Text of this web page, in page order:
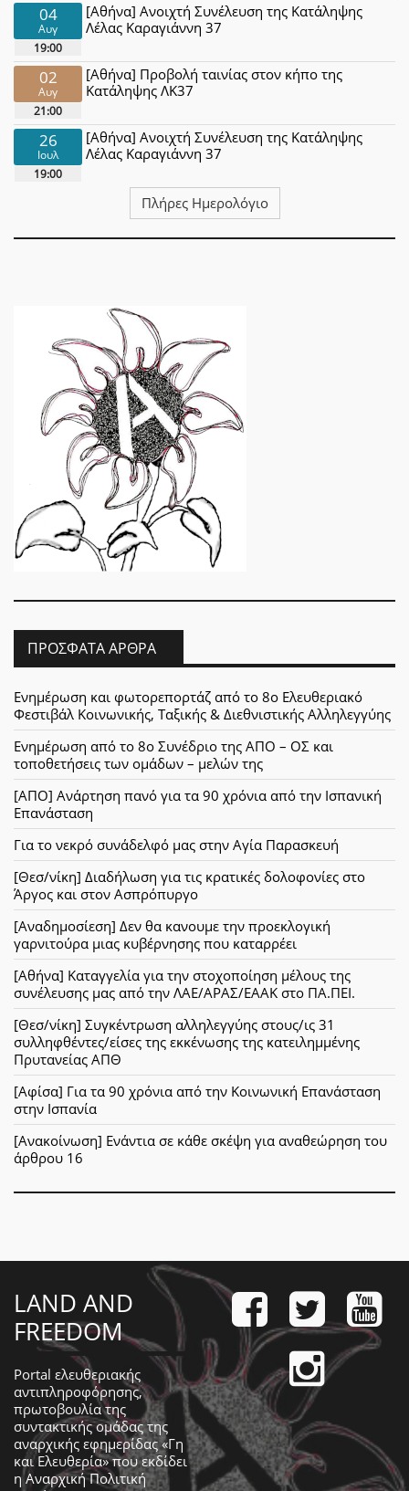
04
Αυγ
19:00
[Αθήνα] Ανοιχτή Συνέλευση της Κατάληψης
Λέλας Καραγιάννη 37
02
Αυγ
21:00
[Αθήνα] Προβολή ταινίας στον κήπο της
Κατάληψης ΛΚ37
26
Ιουλ
19:00
[Αθήνα] Ανοιχτή Συνέλευση της Κατάληψης
Λέλας Καραγιάννη 37
Πλήρες Ημερολόγιο
ΠΡΌΣΦΑΤΑ ΆΡΘΡΑ
Ενημέρωση και φωτορεπορτάζ από το 8ο Ελευθεριακό
Φεστιβάλ Κοινωνικής, Ταξικής & Διεθνιστικής Αλληλεγγύης
Ενημέρωση από το 8ο Συνέδριο της ΑΠΟ – ΟΣ και
τοποθετήσεις των ομάδων – μελών της
[ΑΠΟ] Ανάρτηση πανό για τα 90 χρόνια από την Ισπανική
Επανάσταση
Για το νεκρό συνάδελφό μας στην Αγία Παρασκευή
[Θεσ/νίκη] Διαδήλωση για τις κρατικές δολοφονίες στο
Άργος και στον Ασπρόπυργο
[Αναδημοσίεση] Δεν θα κανουμε την προεκλογική
γαρνιτούρα μιας κυβέρνησης που καταρρέει
[Αθήνα] Καταγγελία για την στοχοποίηση μέλους της
συνέλευσης μας από την ΛΑΕ/ΑΡΑΣ/ΕΑΑΚ στο ΠΑ.ΠΕΙ.
[Θεσ/νίκη] Συγκέντρωση αλληλεγγύης στους/ις 31
συλληφθέντες/είσες της εκκένωσης της κατειλημμένης
Πρυτανείας ΑΠΘ
[Αφίσα] Για τα 90 χρόνια από την Κοινωνική Επανάσταση
στην Ισπανία
[Ανακοίνωση] Ενάντια σε κάθε σκέψη για αναθεώρηση του
άρθρου 16
LAND AND
FREEDOM
Portal ελευθεριακής
αντιπληροφόρησης,
πρωτοβουλία της
συντακτικής ομάδας της
αναρχικής εφημερίδας «Γη
και Ελευθερία» που εκδίδει
ηΑναρχική Πολιτική